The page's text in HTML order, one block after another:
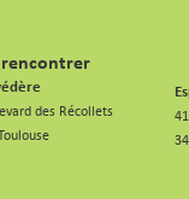
des Récollets